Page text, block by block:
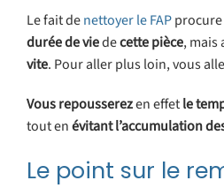
Le fait denettoyer le FAP
durée de viedecettepièce, mais
vite. Pour aller plus loin, vous
Vousrepousserezen effetle
tout enévitant l’accumulation
Le point sur le